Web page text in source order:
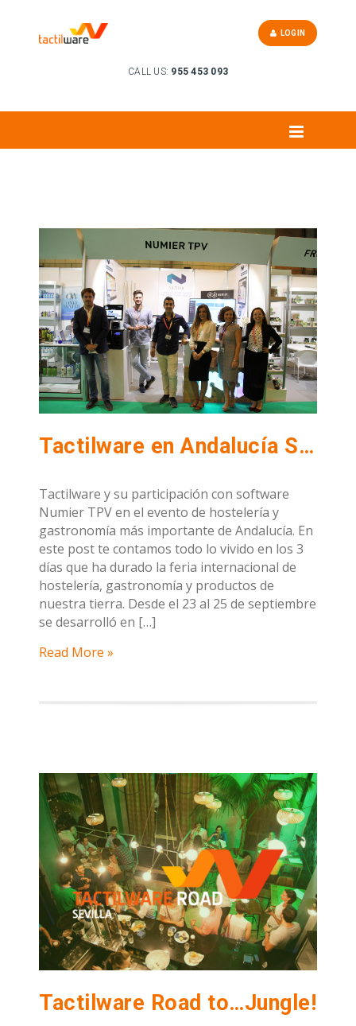
CALL US: 955 453 093
LOGIN
Tactilware en Andalucía Sabor 2019
Tactilware y su participación con software
Numier TPV en el evento de hostelería y
gastronomía más importante de Andalucía. En
este post te contamos todo lo vivido en los 3
días que ha durado la feria internacional de
hostelería, gastronomía y productos de
nuestra tierra. Desde el 23 al 25 de septiembre
se desarrolló en […]
Read More »
Tactilware Road to…Jungle!